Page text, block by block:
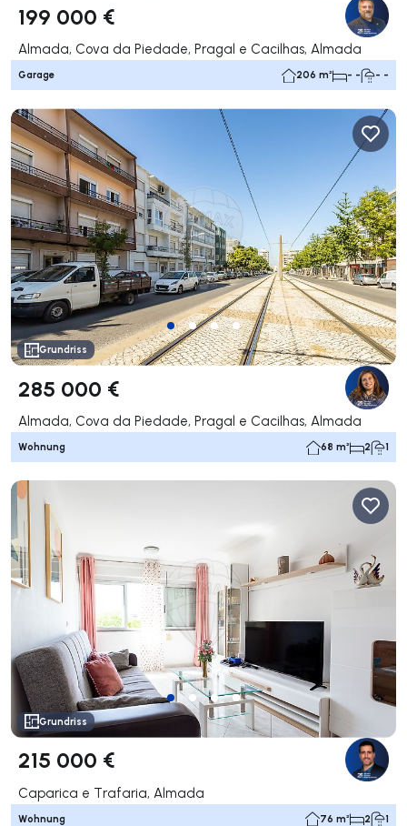
199 000 €
Almada, Cova da Piedade, Pragal e Cacilhas, Almada
Garage 206 m² - - - -
Grundriss
285 000 €
Almada, Cova da Piedade, Pragal e Cacilhas, Almada
Wohnung 68 m² 2 1
Grundriss
215 000 €
Caparica e Trafaria, Almada
Wohnung 76 m² 2 1